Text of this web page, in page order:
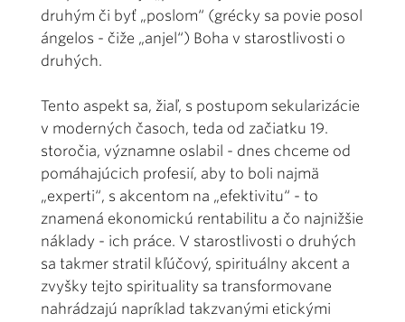
druhým či byť „poslom“ (grécky sa povie posol
ángelos - čiže „anjel“) Boha v starostlivosti o
druhých.
Tento aspekt sa, žiaľ, s postupom sekularizácie
v moderných časoch, teda od začiatku 19.
storočia, významne oslabil - dnes chceme od
pomáhajúcich profesií, aby to boli najmä
„experti“, s akcentom na „efektivitu“ - to
znamená ekonomickú rentabilitu a čo najnižšie
náklady - ich práce. V starostlivosti o druhých
sa takmer stratil kľúčový, spirituálny akcent a
zvyšky tejto spirituality sa transformovane
nahrádzajú napríklad takzvanými etickými